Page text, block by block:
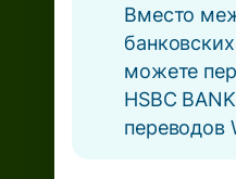
Вместо
можете
HSBC
переводов